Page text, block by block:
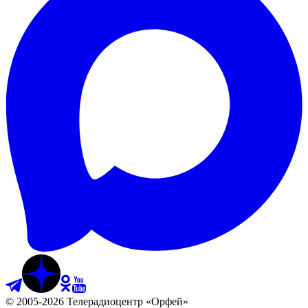
© 2005-2026 Телерадиоцентр «Орфей»